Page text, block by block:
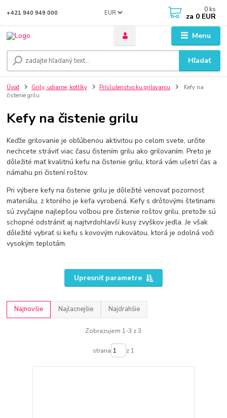
Menu
EUR
Hľadať
+421 940 949 000 0 ks
za 0 EUR
Úvod Grily, udiarne, kotlíky Príslušenstvo ku grilovaniu
Kefy na
čistenie grilu
Kefy na čistenie grilu
Keďže grilovanie je obľúbenou aktivitou po celom svete, určite
nechcete stráviť viac času čistením grilu ako grilovaním. Preto je
dôležité mať kvalitnú kefu na čistenie grilu, ktorá vám ušetrí čas a
námahu pri čistení roštov.
Pri výbere kefy na čistenie grilu je dôležité venovať pozornosť
materiálu, z ktorého je kefa vyrobená. Kefy s drôtovými štetinami
sú zvyčajne najlepšou voľbou pre čistenie roštov grilu, pretože sú
schopné odstrániť aj najtvrdohlavší kusy zvyškov jedla. Je však
dôležité vybrať si kefu s kovovým rukoväťou, ktorá je odolná voči
vysokým teplotám.
Upresniť parametre
Najnovšie Najlacnejšie Najdrahšie
Zobrazujem 1-3 z 3
strana z 1